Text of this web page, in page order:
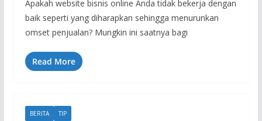
Apakah website bisnis online Anda tidak bekerja dengan
baik seperti yang diharapkan sehingga menurunkan
omset penjualan? Mungkin ini saatnya bagi
Read More
BERITA TIP